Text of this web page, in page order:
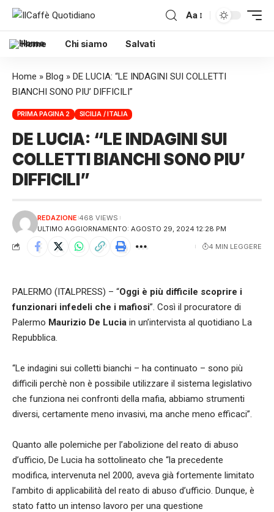
Aa
Home Chi siamo Salvati
Home » Blog » DE LUCIA: “LE INDAGINI SUI COLLETTI
BIANCHI SONO PIU’ DIFFICILI”
PRIMA PAGINA 2 SICILIA / ITALIA
DE LUCIA: “LE INDAGINI SUI
COLLETTI BIANCHI SONO PIU’
DIFFICILI”
ULTIMO AGGIORNAMENTO: AGOSTO 29, 2024 12:28 PM
REDAZIONE 468 VIEWS
4 MIN LEGGERE
PALERMO (ITALPRESS) – “Oggi è più difficile scoprire i
funzionari infedeli che i mafiosi”. Così il procuratore di
Palermo Maurizio De Lucia in un’intervista al quotidiano La
Repubblica.
“Le indagini sui colletti bianchi – ha continuato – sono più
difficili perchè non è possibile utilizzare il sistema legislativo
che funziona nei confronti della mafia, abbiamo strumenti
diversi, certamente meno invasivi, ma anche meno efficaci”.
Quanto alle polemiche per l’abolizione del reato di abuso
d’ufficio, De Lucia ha sottolineato che “la precedente
modifica, intervenuta nel 2000, aveva già fortemente limitato
l’ambito di applicabilità del reato di abuso d’ufficio. Dunque, è
stato fatto un intenso lavoro per una questione